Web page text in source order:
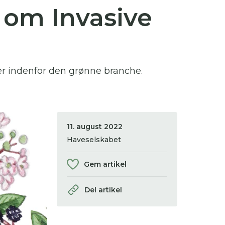
Invasive
indenfor den grønne branche.
11. august 2022
Haveselskabet
Gem artikel
Del artikel